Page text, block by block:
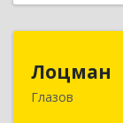
Лоцман
Глазов
427620,